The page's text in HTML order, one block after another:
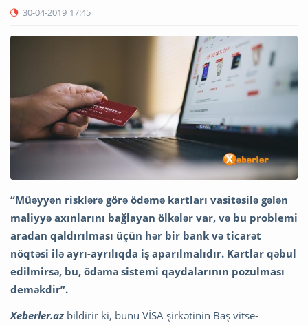
30-04-2019 17:45
“Müəyyən risklərə görə ödəmə kartları vasitəsilə gələn
maliyyə axınlarını bağlayan ölkələr var, və bu problemi
aradan qaldırılması üçün hər bir bank və ticarət
nöqtəsi ilə ayrı-ayrılıqda iş aparılmalıdır. Kartlar qəbul
edilmirsə, bu, ödəmə sistemi qaydalarının pozulması
deməkdir”.
Xeberler.az bildirir ki, bunu VİSA şirkətinin Baş vitse-